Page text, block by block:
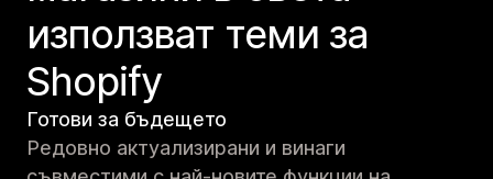
използват теми за
Shopify
Готови за бъдещето
Редовно актуализирани и винаги